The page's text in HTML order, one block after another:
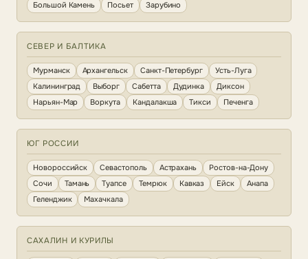
Большой Камень Посьет Зарубино
СЕВЕР И БАЛТИКА
Мурманск Архангельск Санкт-Петербург
Усть-Луга
Калининград
Выборг Сабетта Дудинка
Диксон
Нарьян-Мар
Воркута Кандалакша Тикси Печенга
ЮГ РОССИИ
Новороссийск Севастополь Астрахань
Ростов-на-Дону
Сочи
Тамань Туапсе Темрюк Кавказ Ейск
Анапа
Геленджик
Махачкала
САХАЛИН И КУРИЛЫ